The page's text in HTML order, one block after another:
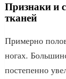
Признаки и
тканей
Примерно
ногах.
постепенно